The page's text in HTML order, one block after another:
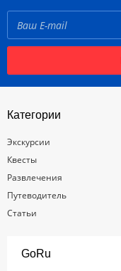
Категории
Экскурсии
Квесты
Развлечения
Путеводитель
Статьи
GoRu